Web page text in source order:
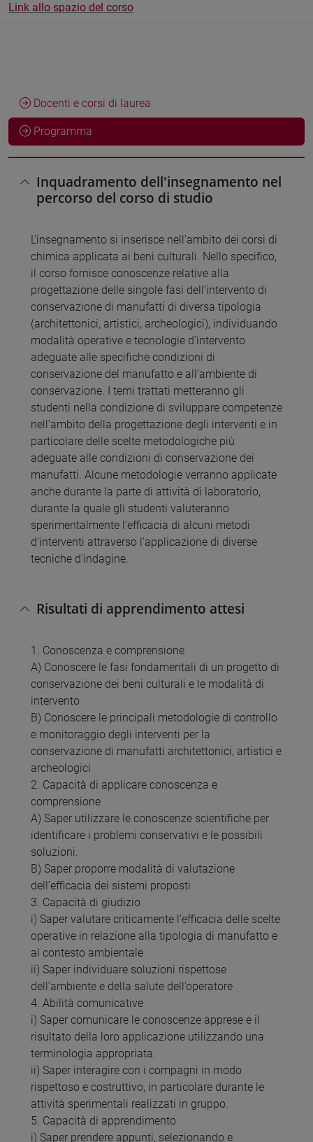
Link allo spazio del corso
Docenti e corsi di laurea
Programma
Inquadramento dell'insegnamento nel
percorso del corso di studio
L'insegnamento si inserisce nell’ambito dei corsi di
chimica applicata ai beni culturali. Nello specifico,
il corso fornisce conoscenze relative alla
progettazione delle singole fasi dell’intervento di
conservazione di manufatti di diversa tipologia
(architettonici, artistici, archeologici), individuando
modalità operative e tecnologie d'intervento
adeguate alle specifiche condizioni di
conservazione del manufatto e all’ambiente di
conservazione. I temi trattati metteranno gli
studenti nella condizione di sviluppare competenze
nell’ambito della progettazione degli interventi e in
particolare delle scelte metodologiche più
adeguate alle condizioni di conservazione dei
manufatti. Alcune metodologie verranno applicate
anche durante la parte di attività di laboratorio,
durante la quale gli studenti valuteranno
sperimentalmente l’efficacia di alcuni metodi
d’interventi attraverso l’applicazione di diverse
tecniche d’indagine.
Risultati di apprendimento attesi
1. Conoscenza e comprensione
A) Conoscere le fasi fondamentali di un progetto di
conservazione dei beni culturali e le modalità di
intervento
B) Conoscere le principali metodologie di controllo
e monitoraggio degli interventi per la
conservazione di manufatti architettonici, artistici e
archeologici
2. Capacità di applicare conoscenza e
comprensione
A) Saper utilizzare le conoscenze scientifiche per
identificare i problemi conservativi e le possibili
soluzioni.
B) Saper proporre modalità di valutazione
dell’efficacia dei sistemi proposti
3. Capacità di giudizio
i) Saper valutare criticamente l’efficacia delle scelte
operative in relazione alla tipologia di manufatto e
al contesto ambientale
ii) Saper individuare soluzioni rispettose
dell’ambiente e della salute dell’operatore
4. Abilità comunicative
i) Saper comunicare le conoscenze apprese e il
risultato della loro applicazione utilizzando una
terminologia appropriata.
ii) Saper interagire con i compagni in modo
rispettoso e costruttivo, in particolare durante le
attività sperimentali realizzati in gruppo.
5. Capacità di apprendimento
i) Saper prendere appunti, selezionando e